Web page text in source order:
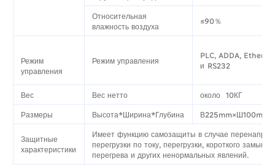
Относительная
влажность воздуха
≤90％
Режим
управления
Режим управления
PLC, ADDA,
и RS232
Вес Вес нетто около 10КГ
Размеры Высота*Ширина*Глубина
Защитные
характеристики
Имеет функцию самозащиты в случае
перегрузки по току, перегрузки, короткого
перегрева и других ненормальных явлений.